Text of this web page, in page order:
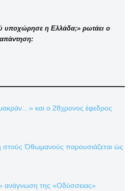
υποχώρησε η Ελλάδα;» ρωτάει ο
και ο 28χρονος έφεδρος
Ὀθωμανούς παρουσιάζεται ὡς
ανάγνωση της «Οδύσσειας»